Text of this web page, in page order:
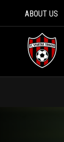
ABOUT US